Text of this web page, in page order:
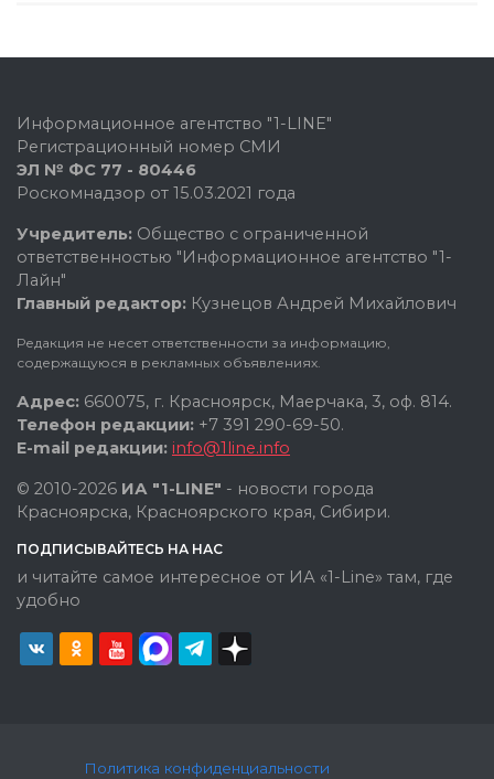
Информационное агентство "1-LINE"
Регистрационный номер СМИ
ЭЛ № ФС 77 - 80446
Роскомнадзор от 15.03.2021 года
Учредитель: Общество с ограниченной
ответственностью "Информационное агентство "1-
Лайн"
Главный редактор: Кузнецов Андрей Михайлович
Редакция не несет ответственности за информацию,
содержащуюся в рекламных объявлениях.
Адрес: 660075, г. Красноярск, Маерчака, 3, оф. 814.
Телефон редакции: +7 391 290-69-50.
E-mail редакции: info@1line.info
© 2010-2026 ИА "1-LINE" - новости города
Красноярска, Красноярского края, Сибири.
ПОДПИСЫВАЙТЕСЬ НА НАС
и читайте самое интересное от ИА «1-Line» там, где
удобно
Политика конфиденциальности